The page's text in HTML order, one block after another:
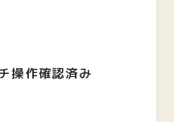
操作確認済み